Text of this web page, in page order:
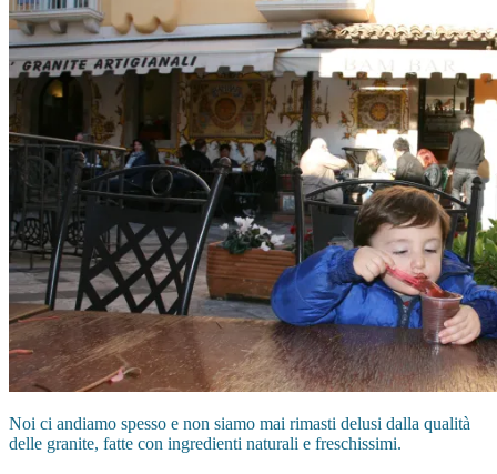
Noi ci andiamo spesso e non siamo mai rimasti delusi dalla qualità
delle granite, fatte con ingredienti naturali e freschissimi.